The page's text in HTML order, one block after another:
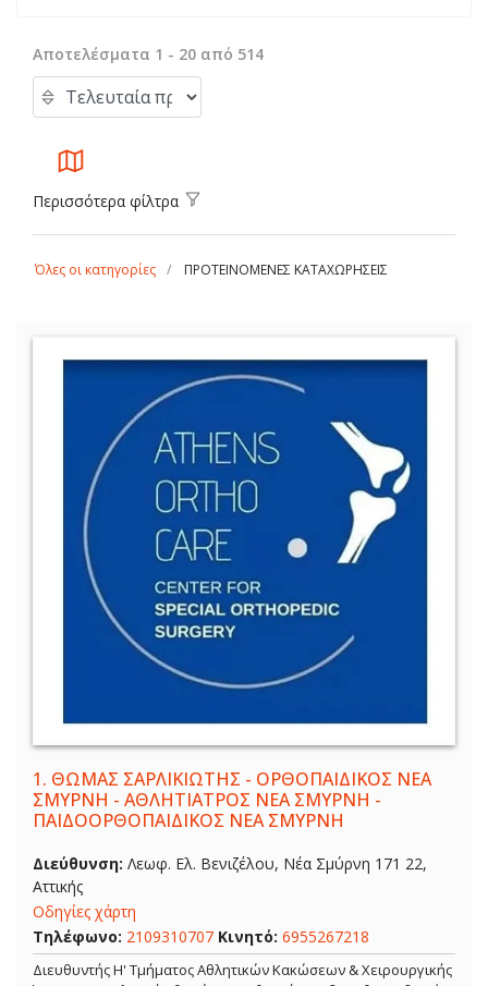
Αποτελέσματα 1 - 20 από 514
Περισσότερα φίλτρα
Όλες οι κατηγορίες ΠΡΟΤΕΙΝΟΜΕΝΕΣ ΚΑΤΑΧΩΡΗΣΕΙΣ
1. ΘΩΜΑΣ ΣΑΡΛΙΚΙΩΤΗΣ - ΟΡΘΟΠΑΙΔΙΚΟΣ ΝΕΑ
ΣΜΥΡΝΗ - ΑΘΛΗΤΙΑΤΡΟΣ ΝΕΑ ΣΜΥΡΝΗ -
ΠΑΙΔΟΟΡΘΟΠΑΙΔΙΚΟΣ ΝΕΑ ΣΜΥΡΝΗ
Διεύθυνση: Λεωφ. Ελ. Βενιζέλου, Νέα Σμύρνη 171 22,
Αττικής
Οδηγίες χάρτη
Τηλέφωνο: 2109310707 Κινητό: 6955267218
Διευθυντής Η' Τμήματος Αθλητικών Κακώσεων & Χειρουργικής